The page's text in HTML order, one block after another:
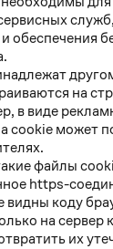
обеспечения
на
в виде
cookie может
файлы
https-
коду
на сервер
их